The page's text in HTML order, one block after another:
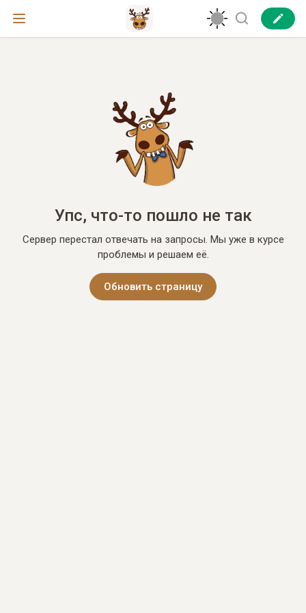
Упс, что-то пошло не так
Сервер перестал отвечать на запросы. Мы уже в курсе
проблемы и решаем её.
Обновить страницу